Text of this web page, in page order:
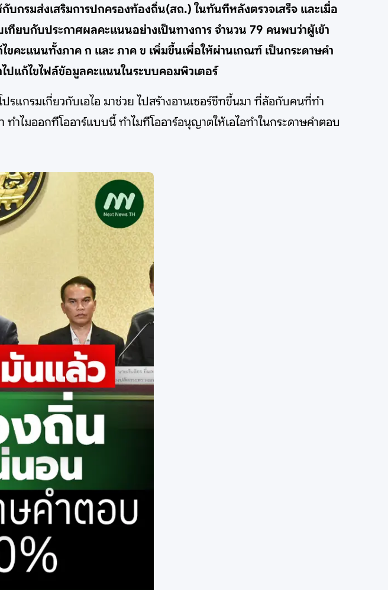
กรมส่งเสริมการปกครองท้องถิ่น(สถ.) ในทันทีหลังตรวจเสร็จ และเมื่อ
บกับประกาศผลคะแนนอย่างเป็นทางการ จำนวน 79 คนพบว่าผู้เข้า
คะแนนทั้งภาค ก และ ภาค ข เพิ่มขึ้นเพื่อให้ผ่านเกณฑ์ เป็นกระดาษคำ
ปแก้ไขไฟล์ข้อมูลคะแนนในระบบคอมพิวเตอร์
รแกรมเกี่ยวกับเอไอ มาช่วย ไปสร้างอานเซอร์ซีทขึ้นมา ที่ล้อกับคนที่ทำ
ำไมออกทีโออาร์แบบนี้ ทำไมทีโออาร์อนุญาตให้เอไอทำในกระดาษคำตอบ